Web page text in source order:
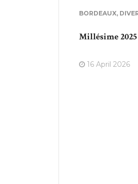
BORDEAUX,
Millésime 2025
16 April 2026